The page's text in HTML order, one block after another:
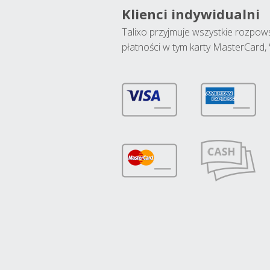
Klienci indywidualni
Talixo przyjmuje wszystkie
płatności w tym karty